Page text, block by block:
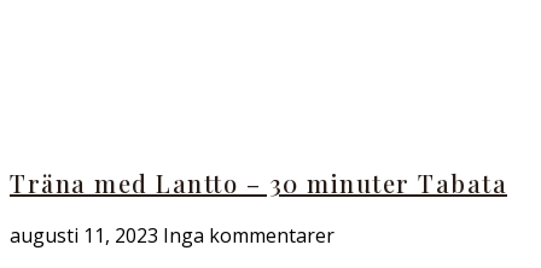
Träna med Lantto – 30 minuter Tabata
augusti 11, 2023 Inga kommentarer